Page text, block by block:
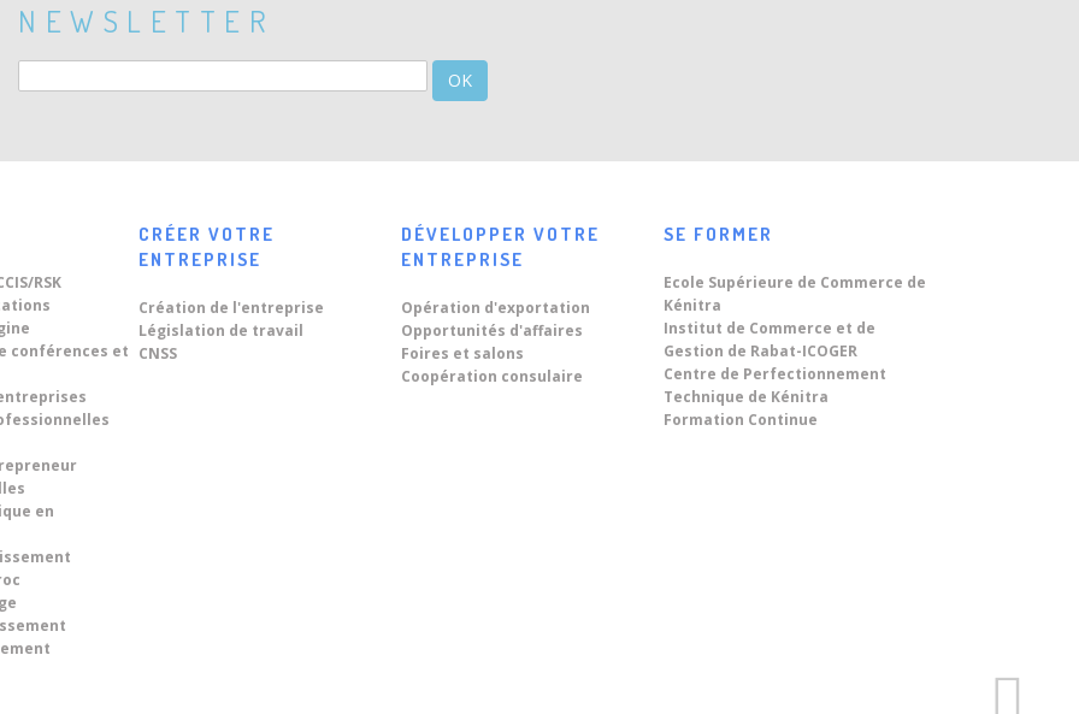
NEWSLETTER
OK
RSK
conférences et
en
CRÉER VOTRE
ENTREPRISE
Création de l'entreprise
Législation de travail
CNSS
DÉVELOPPER VOTRE
ENTREPRISE
Opération d'exportation
Opportunités d'affaires
Foires et salons
Coopération consulaire
SE FORMER
Ecole Supérieure de Commerce de
Kénitra
Institut de Commerce et de
Gestion de Rabat-ICOGER
Centre de Perfectionnement
Technique de Kénitra
Formation Continue